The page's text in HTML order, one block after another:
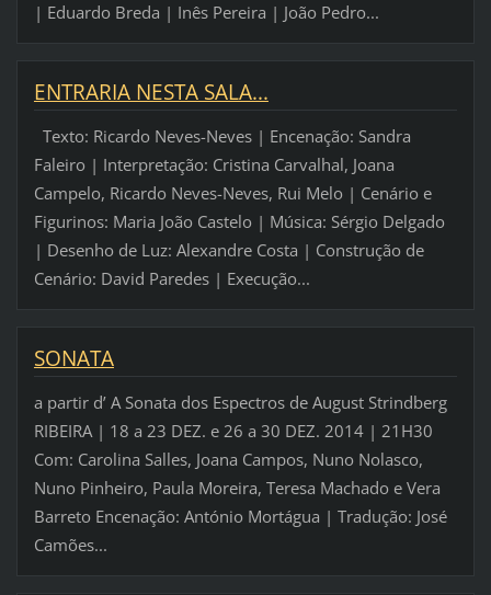
| Eduardo Breda | Inês Pereira | João Pedro...
ENTRARIA NESTA SALA...
Texto: Ricardo Neves-Neves | Encenação: Sandra
Faleiro | Interpretação: Cristina Carvalhal, Joana
Campelo, Ricardo Neves-Neves, Rui Melo | Cenário e
Figurinos: Maria João Castelo | Música: Sérgio Delgado
| Desenho de Luz: Alexandre Costa | Construção de
Cenário: David Paredes | Execução...
SONATA
a partir d’ A Sonata dos Espectros de August Strindberg
RIBEIRA | 18 a 23 DEZ. e 26 a 30 DEZ. 2014 | 21H30
Com: Carolina Salles, Joana Campos, Nuno Nolasco,
Nuno Pinheiro, Paula Moreira, Teresa Machado e Vera
Barreto Encenação: António Mortágua | Tradução: José
Camões...